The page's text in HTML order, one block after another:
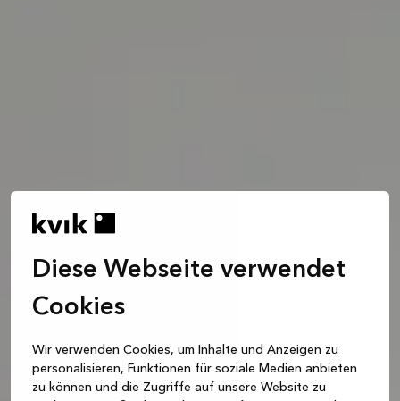
Diese Webseite verwendet
Cookies
Wir verwenden Cookies, um Inhalte und Anzeigen zu
personalisieren, Funktionen für soziale Medien anbieten
zu können und die Zugriffe auf unsere Website zu